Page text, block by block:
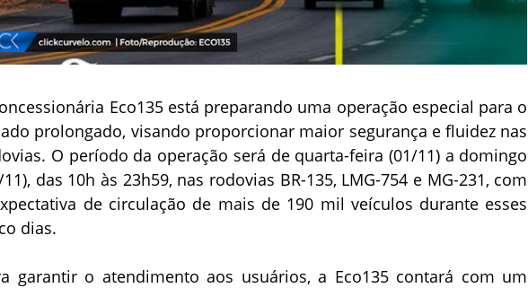
Eco135 está preparando uma operação especial para o
prolongado, visando proporcionar maior segurança e fluidez nas
O período da operação será de quarta-feira (01/11) a domingo
11), das 10h às 23h59, nas rodovias BR-135, LMG-754 e MG-231, com
de circulação de mais de 190 mil veículos durante esses
dias.
garantir o atendimento aos usuários, a Eco135 contará com um